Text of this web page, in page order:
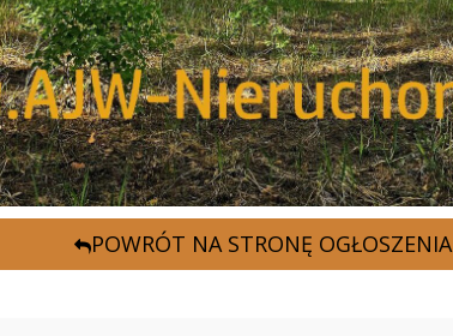
POWRÓT NA STRONĘ OGŁOSZENIA